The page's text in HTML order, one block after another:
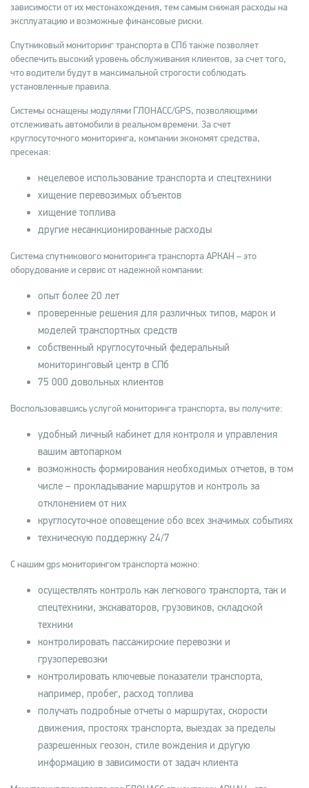
зависимости от их местонахождения, тем самым снижая расходы на
эксплуатацию и возможные финансовые риски.
Спутниковый мониторинг транспорта в СПб также позволяет
обеспечить высокий уровень обслуживания клиентов, за счет того,
что водители будут в максимальной строгости соблюдать
установленные правила.
Системы оснащены модулями ГЛОНАСС/GPS, позволяющими
отслеживать автомобили в реальном времени. За счет
круглосуточного мониторинга, компании экономят средства,
пресекая:
нецелевое использование транспорта и спецтехники
хищение перевозимых объектов
хищение топлива
другие несанкционированные расходы
Система спутникового мониторинга транспорта АРКАН – это
оборудование и сервис от надежной компании:
опыт более 20 лет
проверенные решения для различных типов, марок и
моделей транспортных средств
собственный круглосуточный федеральный
мониторинговый центр в СПб
75 000 довольных клиентов
Воспользовавшись услугой мониторинга транспорта, вы получите:
удобный личный кабинет для контроля и управления
вашим автопарком
возможность формирования необходимых отчетов, в том
числе – прокладывание маршрутов и контроль за
отклонением от них
круглосуточное оповещение обо всех значимых событиях
техническую поддержку 24/7
С нашим gps мониторингом транспорта можно:
осуществлять контроль как легкового транспорта, так и
спецтехники, экскаваторов, грузовиков, складской
техники
контролировать пассажирские перевозки и
грузоперевозки
контролировать ключевые показатели транспорта,
например, пробег, расход топлива
получать подробные отчеты о маршрутах, скорости
движения, простоях транспорта, выездах за пределы
разрешенных геозон, стиле вождения и другую
информацию в зависимости от задач клиента